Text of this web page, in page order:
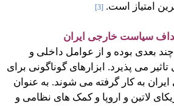
امتیاز است. [3]
سیاست خارجی ایران
بعدی بوده و از عوامل داخلی و
می پذیرد. ابزارهای گوناگونی برای
به کار گرفته می شوند. به عنوان
لاتین و اروپا و کمک های نظامی و